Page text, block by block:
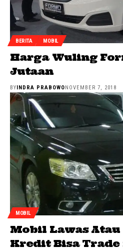
BERITA MOBIL
Harga Wuling
Jutaan
BY INDRA PRABOWO NOVEMBER 7, 2018
MOBIL
Mobil Lawas
Kredit Bisa Trade